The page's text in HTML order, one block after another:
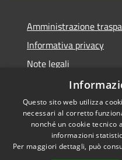
Amministrazione
Informativa privacy
Note legali
Dichiarazione di
RSS
Accessibilità
Questo sito web utilizza
necessari al corretto
nonché un cookie tecnico
informazioni
Per maggiori dettagli, può